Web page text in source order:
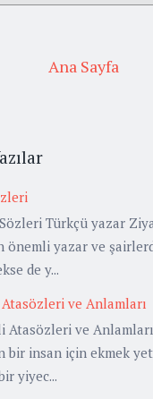
Ana Sayfa
Türkçü yazar
önemli yazar ve
de y...
ve Anlamları
ve Anlamları
bir insan için ekmek
yiyec...